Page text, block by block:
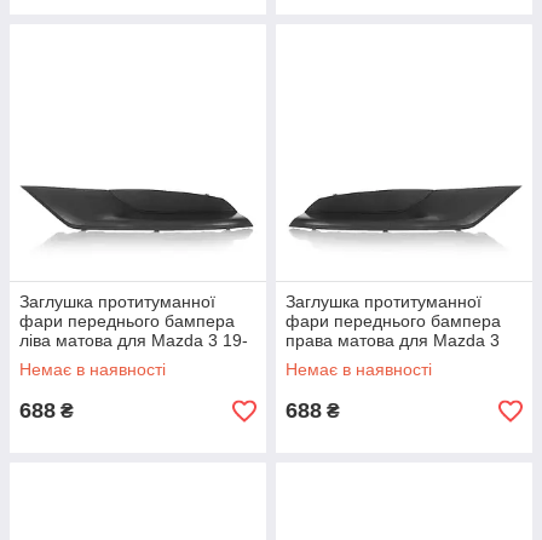
Заглушка протитуманної
фари переднього бампера
ліва матова для Mazda 3 19-
21 (BCKB50C21A)
Немає в наявності
688 ₴
Заглушка протитуманної
фари переднього бампера
права матова для Mazda 3
19-21 (BCKB50C11A)
Немає в наявності
688 ₴